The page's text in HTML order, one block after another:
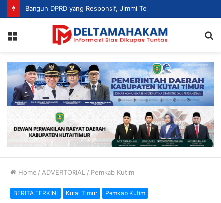
Home / ADVERTORIAL / Pemkab Kutim
BERITA TERKINI Kutai Timur Pemkab Kutim